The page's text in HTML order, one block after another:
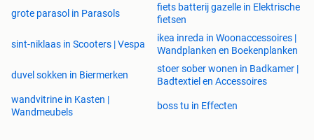
grote parasol in Parasols
fiets batterij gazelle in Elektrische
fietsen
sint-niklaas in Scooters | Vespa
ikea inreda in Woonaccessoires |
Wandplanken en Boekenplanken
duvel sokken in Biermerken
stoer sober wonen in Badkamer |
Badtextiel en Accessoires
wandvitrine in Kasten |
Wandmeubels
boss tu in Effecten